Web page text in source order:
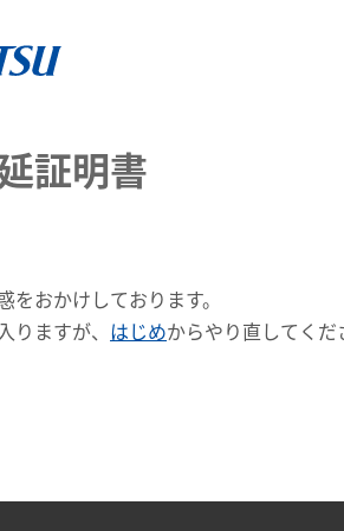
証明書
をおかけしております。
りますが、 はじめからやり直してくだ